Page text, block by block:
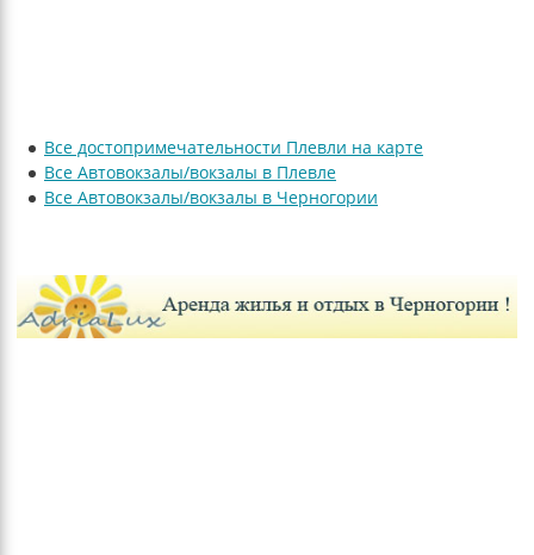
Все достопримечательности Плевли на карте
Все Автовокзалы/вокзалы в Плевле
Все Автовокзалы/вокзалы в Черногории